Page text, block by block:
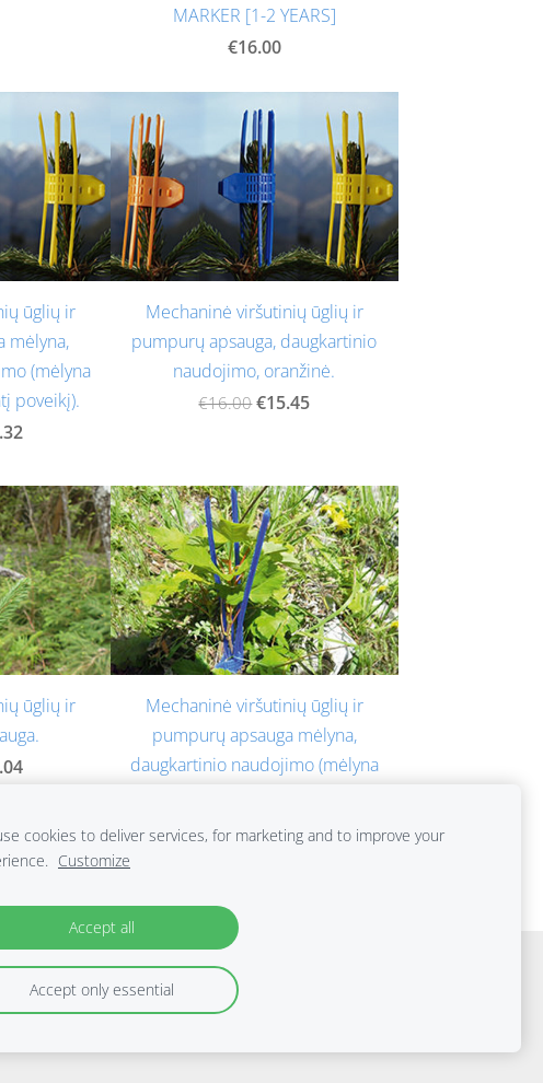
MARKER [1-2 YEARS]
€16.00
ūglių ir
mėlyna,
(mėlyna
poveikį).
Mechaninė viršutinių ūglių ir
pumpurų apsauga, daugkartinio
naudojimo, oranžinė.
€16.00 €15.45
ūglių ir
Mechaninė viršutinių ūglių ir
pumpurų apsauga mėlyna,
daugkartinio naudojimo (mėlyna
€26.00 €25.46
cookies to deliver services, for marketing and to improve your
Customize
Accept all
Accept only essential